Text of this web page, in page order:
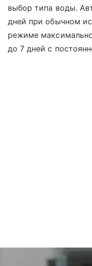
выбор типа воды.
дней при обычном
режиме
до 7 дней с